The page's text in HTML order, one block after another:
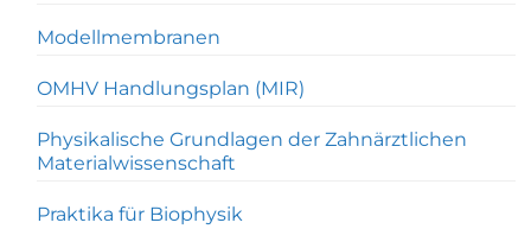
Modellmembranen
OMHV Handlungsplan (MIR)
Physikalische Grundlagen der Zahnärztlichen
Materialwissenschaft
Praktika für Biophysik